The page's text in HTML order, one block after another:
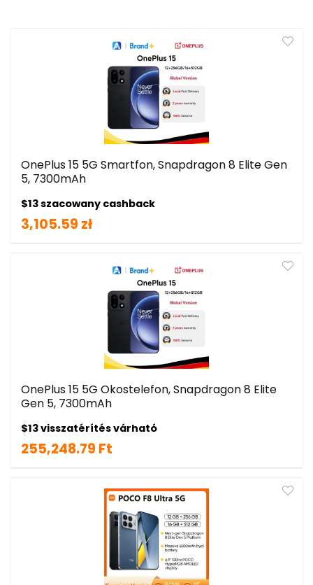
OnePlus 15 5G Smartfon, Snapdragon 8 Elite Gen
5, 7300mAh
$13 szacowany cashback
3,105.59 zł
OnePlus 15 5G Okostelefon, Snapdragon 8 Elite
Gen 5, 7300mAh
$13 visszatérítés várható
255,248.79 Ft